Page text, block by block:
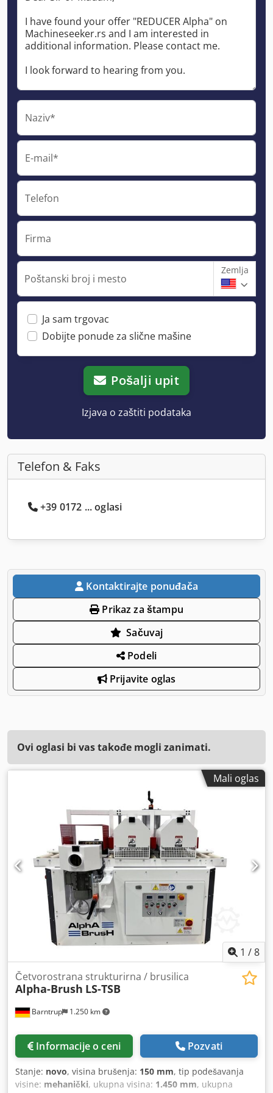
Naziv*
E-mail*
Telefon
Firma
Poštanski broj i mesto
Zemlja
Ja sam trgovac
Dobijte ponude za slične mašine
Pošalji upit
Izjava o zaštiti podataka
Telefon & Faks
+39 0172 ... oglasi
Kontaktirajte ponuđača
Prikaz za štampu
Sačuvaj
Podeli
Prijavite oglas
Ovi oglasi bi vas takođe mogli zanimati.
Mali oglas
1 /8
Barntrup 1.250 km
Četvorostrana strukturirna / brusilica
Alpha-Brush LS-TSB
Informacije o ceni Pozvati
Stanje: novo, visina brušenja: 150 mm, tip podešavanja
visine: mehanički, ukupna visina: 1.450 mm, ukupna